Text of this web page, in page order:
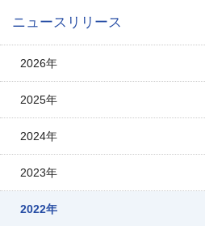
ニュースリリース
2026年
2025年
2024年
2023年
2022年